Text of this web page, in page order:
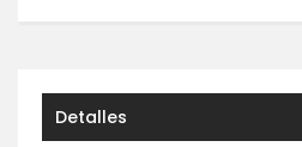
Detalles